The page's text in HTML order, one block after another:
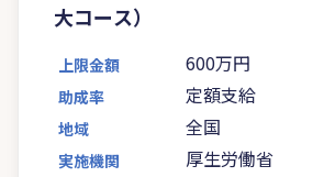
大コース）
上限金額 600万円
助成率 定額支給
地域 全国
実施機関 厚生労働省